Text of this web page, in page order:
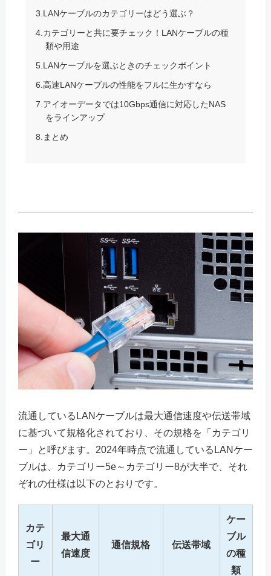
3.LANケーブルのカテゴリーはどう選ぶ？
4.カテゴリーと共に要チェック！LANケーブルの種
類や用途
5.LANケーブルを選ぶときのチェックポイント
6.高速LANケーブルの性能をフルに生かすなら
7.アイオーデータでは10Gbps通信に対応したNAS
をラインアップ
8.まとめ
流通しているLANケーブルは最大通信速度や伝送帯域
に基づいて規格化されており、その規格を「カテゴリ
ー」と呼びます。2024年時点で流通しているLANケー
ブルは、カテゴリー5e～カテゴリー8が大半で、それ
ぞれの仕様は以下のとおりです。
カテ
ゴリ
ー
最大通
信速度
通信規格 伝送帯域
ケー
ブル
の種
類